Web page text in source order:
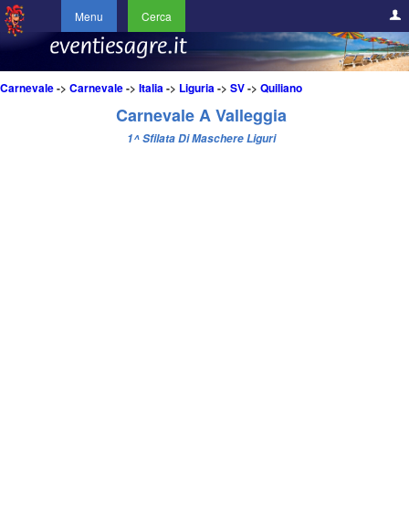
Menu Cerca
Carnevale-> Carnevale-> Italia-> Liguria-> SV-> Quiliano
Carnevale A Valleggia
1^ Sfilata Di Maschere Liguri